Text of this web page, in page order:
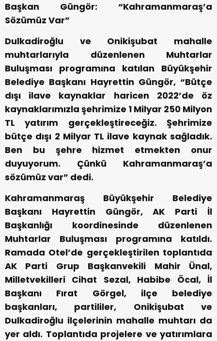
Başkan Güngör: “Kahramanmaraş’a
Sözümüz Var”
Dulkadiroğlu ve Onikişubat mahalle
muhtarlarıyla düzenlenen Muhtarlar
Buluşması programına katılan Büyükşehir
Belediye Başkanı Hayrettin Güngör, “Bütçe
dışı ilave kaynaklar haricen 2022’de öz
kaynaklarımızla şehrimize 1 Milyar 250 Milyon
TL yatırım gerçekleştireceğiz. Şehrimize
bütçe dışı 2 Milyar TL ilave kaynak sağladık.
Ben bu şehre hizmet etmekten onur
duyuyorum. Çünkü Kahramanmaraş’a
sözümüz var” dedi.
Kahramanmaraş Büyükşehir Belediye
Başkanı Hayrettin Güngör, AK Parti İl
Başkanlığı koordinesinde düzenlenen
Muhtarlar Buluşması programına katıldı.
Ramada Otel’de gerçekleştirilen toplantıda
AK Parti Grup Başkanvekili Mahir Ünal,
Milletvekilleri Cihat Sezal, Habibe Öcal, İl
Başkanı Fırat Görgel, ilçe belediye
başkanları, partililer, Onikişubat ve
Dulkadiroğlu ilçelerinin mahalle muhtarı da
yer aldı. Toplantıda projelere ve yatırımlara